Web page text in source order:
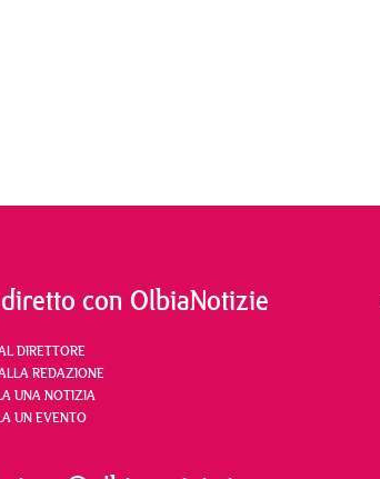
con OlbiaNotizie
DIRETTORE
REDAZIONE
UNA NOTIZIA
UN EVENTO